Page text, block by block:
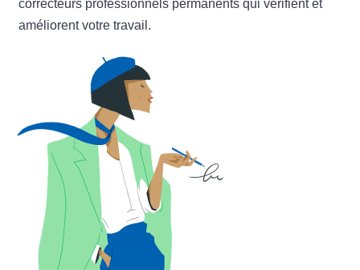
correcteurs professionnels permanents qui vérifient et
améliorent votre travail.